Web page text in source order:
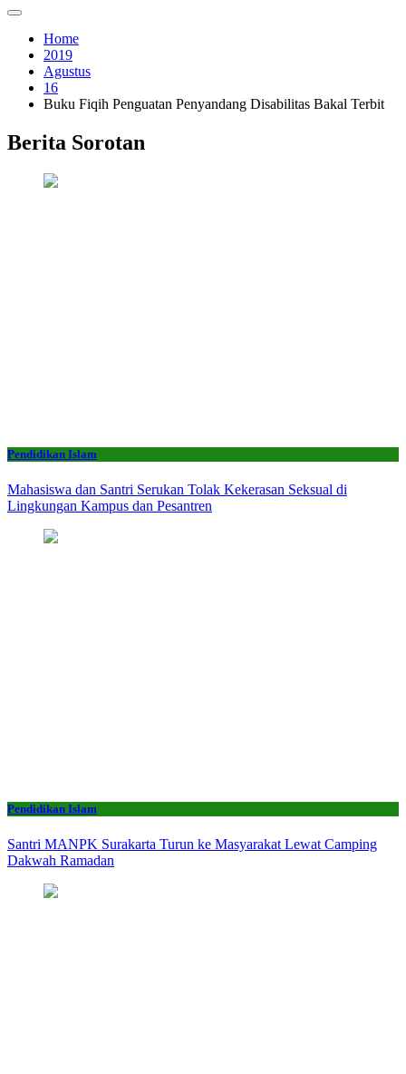
Home
2019
Agustus
16
Buku Fiqih Penguatan Penyandang Disabilitas Bakal Terbit
Berita Sorotan
Pendidikan Islam
Mahasiswa dan Santri Serukan Tolak Kekerasan Seksual di
Lingkungan Kampus dan Pesantren
Pendidikan Islam
Santri MANPK Surakarta Turun ke Masyarakat Lewat Camping
Dakwah Ramadan